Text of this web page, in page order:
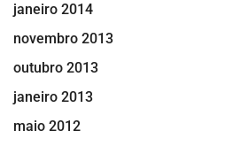
janeiro 2014
novembro 2013
outubro 2013
janeiro 2013
maio 2012